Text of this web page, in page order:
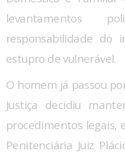
levantamentos
responsabilidade do
estupro de vulnerável.
O homem já passou
Justiça decidiu
procedimentos legais,
Penitenciária Juiz